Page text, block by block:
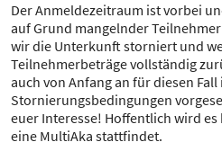
Der Anmeldezeitraum ist vorbei
auf Grund mangelnder
wir die Unterkunft storniert und
Teilnehmerbeträge vollständig
auch von Anfang an für diesen
Stornierungsbedingungen
euer Interesse! Hoffentlich wird
eine MultiAka stattfindet.